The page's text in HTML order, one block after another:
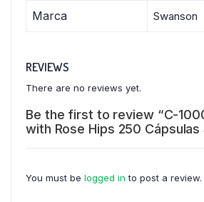
Marca Swanson
REVIEWS
There are no reviews yet.
Be the first to review “C-
with Rose Hips 250 Cápsulas
You must be logged in to post a review.